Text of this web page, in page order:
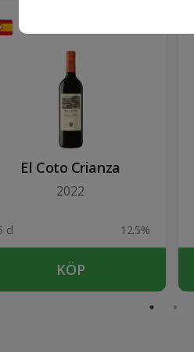
El Coto Crianza
2022
cl 12.5%
KÖP